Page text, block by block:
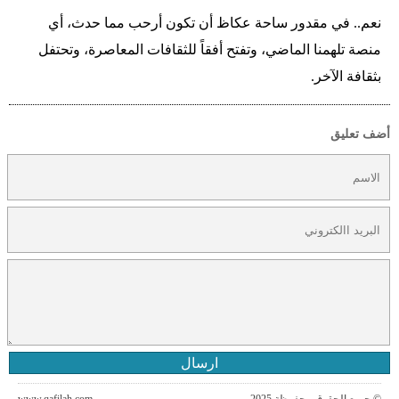
نعم.. في مقدور ساحة عكاظ أن تكون أرحب مما حدث، أي
منصة تلهمنا الماضي، وتفتح أفقاً للثقافات المعاصرة، وتحتفل
بثقافة الآخر.
أضف تعليق
ارسال